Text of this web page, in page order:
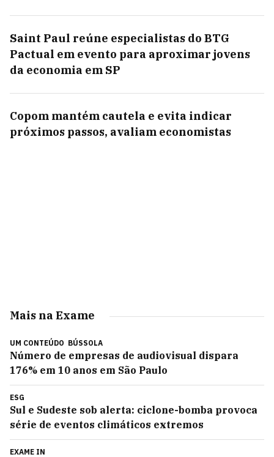
Saint Paul reúne especialistas do BTG
Pactual em evento para aproximar jovens
da economia em SP
Copom mantém cautela e evita indicar
próximos passos, avaliam economistas
Mais na Exame
UM CONTEÚDO BÚSSOLA
Número de empresas de audiovisual dispara
176% em 10 anos em São Paulo
ESG
Sul e Sudeste sob alerta: ciclone-bomba provoca
série de eventos climáticos extremos
EXAME IN